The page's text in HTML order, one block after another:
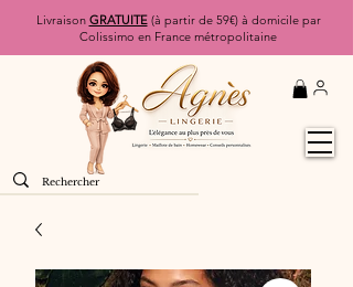
Livraison GRATUITE(à partir de 59€) à domicile par
Colissimo en France métropolitaine